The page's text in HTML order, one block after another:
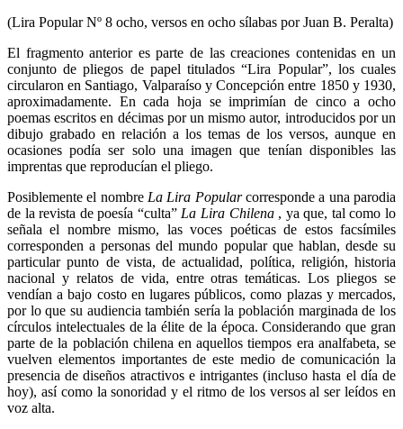
(Lira Popular Nº 8 ocho, versos en ocho sílabas por Juan B. Peralta)
El fragmento anterior es parte de las creaciones contenidas en un
conjunto de pliegos de papel titulados “Lira Popular”, los cuales
circularon en Santiago, Valparaíso y Concepción entre 1850 y 1930,
aproximadamente. En cada hoja se imprimían de cinco a ocho
poemas escritos en décimas por un mismo autor, introducidos por un
dibujo grabado en relación a los temas de los versos, aunque en
ocasiones podía ser solo una imagen que tenían disponibles las
imprentas que reproducían el pliego.
Posiblemente el nombre La Lira Popularcorresponde a una parodia
de la revista de poesía “culta” La Lira Chilena, ya que, tal como lo
señala el nombre mismo, las voces poéticas de estos facsímiles
corresponden a personas del mundo popular que hablan, desde su
particular punto de vista, de actualidad, política, religión, historia
nacional y relatos de vida, entre otras temáticas. Los pliegos se
vendían a bajo costo en lugares públicos, como plazas y mercados,
por lo que su audiencia también sería la población marginada de los
círculos intelectuales de la élite de la época. Considerando que gran
parte de la población chilena en aquellos tiempos era analfabeta, se
vuelven elementos importantes de este medio de comunicación la
presencia de diseños atractivos e intrigantes (incluso hasta el día de
hoy), así como la sonoridad y el ritmo de los versos al ser leídos en
voz alta.